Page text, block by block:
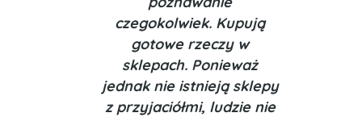
czegokolwiek. Kupują
gotowe rzeczy w
sklepach. Ponieważ
jednak nie istnieją sklepy
z przyjaciółmi, ludzie nie